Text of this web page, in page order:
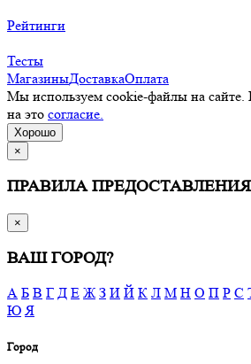
Рейтинги
Тесты
МагазиныДоставкаОплата
Мы используем cookie-файлы на
на это согласие.
Хорошо
×
ПРАВИЛА
×
ВАШ ГОРОД?
А Б В Г Д Е Ж З И Й К Л М Н О П Р С
Ю Я
Город